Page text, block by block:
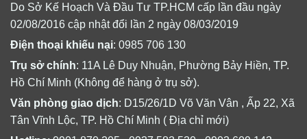
Do Sở Kế Hoạch Và Đầu Tư TP.HCM cấp lần đầu ngày
02/08/2016 cập nhật đổi lần 2 ngày 08/03/2019
Điện thoại khiếu nại: 0985 706 130
Trụ sở chính: 11A Lê Duy Nhuận, Phường Bảy Hiền, TP.
Hồ Chí Minh (Không để hàng ở trụ sở).
Văn phòng giao dịch: D15/26/1D Võ Văn Vân , Ấp 22, Xã
Tân Vĩnh Lộc, TP. Hồ Chí Minh ( Địa chỉ mới)